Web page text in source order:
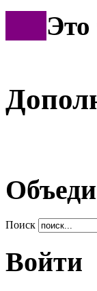
Это
Поиск
Войти